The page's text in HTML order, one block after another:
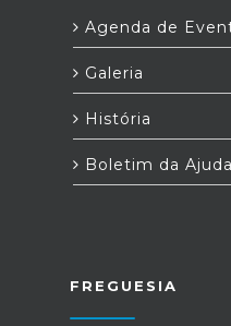
Agenda de
Galeria
História
Boletim da Ajuda
FREGUESIA